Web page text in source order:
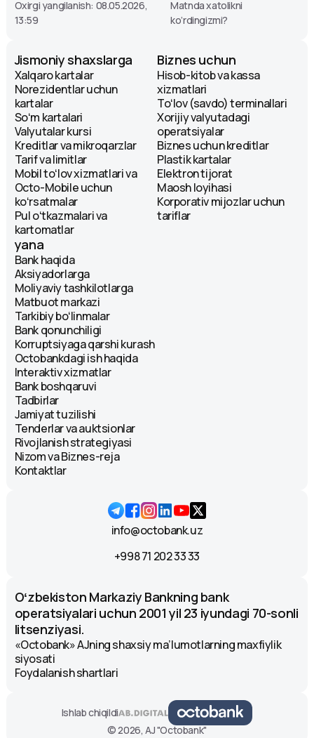
Oxirgi yangilanish: 08.05.2026,
13:59
Matnda xatolikni
ko‘rdingizmi?
Jismoniy shaxslarga
Xalqaro kartalar
Norezidentlar uchun
kartalar
Soʻm kartalari
Valyutalar kursi
Kreditlar va mikroqarzlar
Tarif va limitlar
Mobil toʻlov xizmatlari va
Octo-Mobile uchun
koʻrsatmalar
Pul oʻtkazmalari va
kartomatlar
Biznes uchun
Hisob-kitob va kassa
xizmatlari
Toʻlov (savdo) terminallari
Xorijiy valyutadagi
operatsiyalar
Biznes uchun kreditlar
Plastik kartalar
Elektron tijorat
Maosh loyihasi
Korporativ mijozlar uchun
tariflar
yana
Bank haqida
Aksiyadorlarga
Moliyaviy tashkilotlarga
Matbuot markazi
Tarkibiy boʻlinmalar
Bank qonunchiligi
Korruptsiyaga qarshi kurash
Octobankdagi ish haqida
Interaktiv xizmatlar
Bank boshqaruvi
Tadbirlar
Jamiyat tuzilishi
Tenderlar va auktsionlar
Rivojlanish strategiyasi
Nizom va Biznes-reja
Kontaktlar
info@octobank.uz
+998 71 202 33 33
Oʻzbekiston Markaziy Bankning bank
operatsiyalari uchun 2001 yil 23 iyundagi 70-sonli
litsenziyasi.
«Octobank» AJning shaxsiy ma’lumotlarning maxfiylik
siyosati
Foydalanish shartlari
Ishlab chiqildi
© 2026, AJ "Octobank"